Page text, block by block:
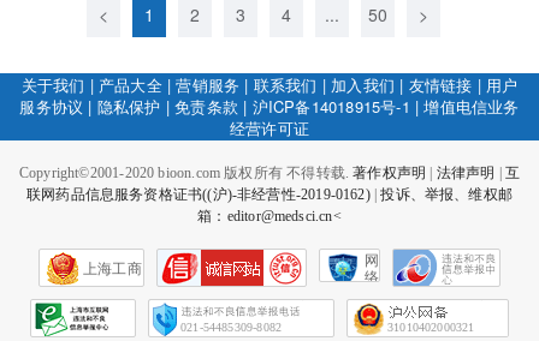
< 1 2 3 4 ... 50 >
关于我们 | 产品大全|营销服务 | 联系我们 | 加入我们 | 友情链接 | 用户
服务协议 | 隐私保护 |免责条款 | 沪ICP备14018915号-1 |增值电信业务
经营许可证
Copyright©2001-2020 bioon.com 版权所有 不得转载.著作权声明 法律声明
互
联网药品信息服务资格证书((沪)-非经营性-2019-0162)|投诉、举报、维权邮
箱：editor@medsci.cn<
上海工商
网
络
会
征
021-54485309-8082 31010402000321